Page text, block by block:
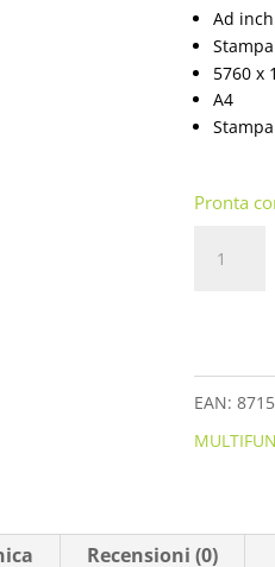
Ad
5760 x
A4
Pronta
WF-
EAN:
Recensioni (0)